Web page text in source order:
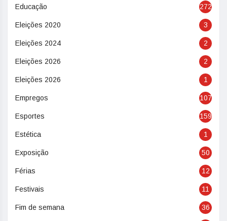
Educação 272
Eleições 2020 3
Eleições 2024 2
Eleições 2026 2
Eleições 2026 1
Empregos 107
Esportes 159
Estética 1
Exposição 50
Férias 12
Festivais 11
Fim de semana 36